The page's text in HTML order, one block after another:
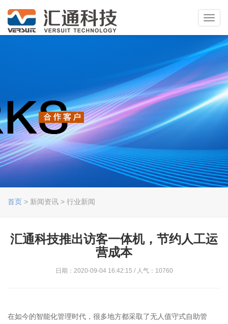
首页 > 新闻资讯 > 行业新闻
汇通科技推出访客一体机，节约人工运
营成本
日期：2020-09-04 16:42:15 / 人气：10760
在如今的智能化管理时代，很多地方都采取了无人值守式自助管